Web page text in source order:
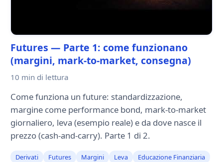
Futures — Parte 1: come funzionano
(margini, mark-to-market, consegna)
10 min di lettura
Come funziona un future: standardizzazione,
margine come performance bond, mark-to-market
giornaliero, leva (esempio reale) e da dove nasce il
prezzo (cash-and-carry). Parte 1 di 2.
Derivati Futures Margini Leva Educazione Finanziaria